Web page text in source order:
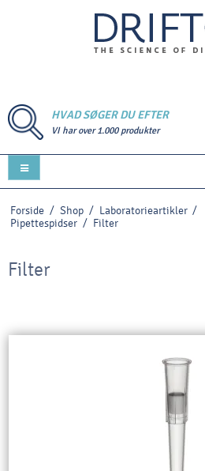
HVAD SØGER DU EFTER
VI har over 1.000 produkter
Forside / Shop / Laboratorieartikler /
Pipettespidser / Filter
Filter